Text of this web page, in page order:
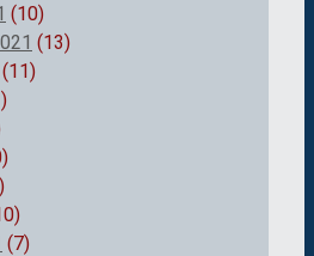
(10)
(13)
(11)
(7)